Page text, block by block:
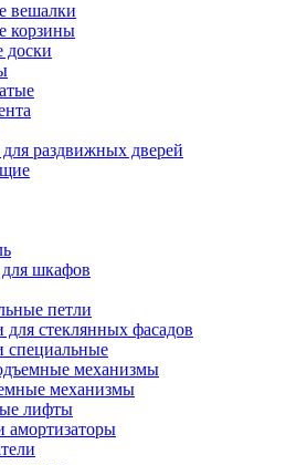
вешалки
корзины
доски
раздвижных дверей
шкафов
петли
для стеклянных фасадов
специальные
механизмы
механизмы
лифты
амортизаторы